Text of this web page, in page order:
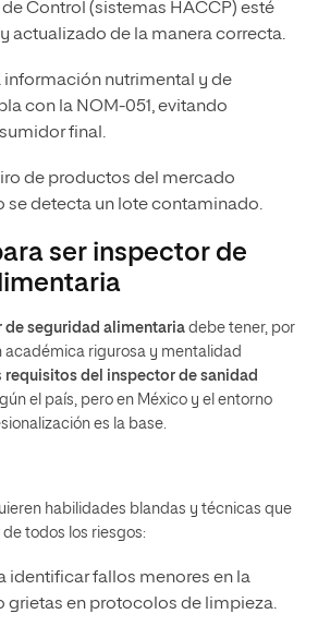
Control (sistemas HACCP) esté
actualizado de la manera correcta.
información nutrimental y de
con la NOM-051, evitando
final.
de productos del mercado
se detecta un lote contaminado.
ser inspector de
de seguridad alimentaria debe tener, por
académica rigurosa y mentalidad
requisitos del inspector de sanidad
el país, pero en México y el entorno
es la base.
habilidades blandas y técnicas que
todos los riesgos:
identificar fallos menores en la
grietas en protocolos de limpieza.